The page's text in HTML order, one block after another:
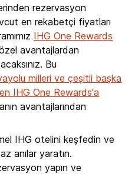
rezervasyon
en rekabetçi fiyatları
IHG One Rewards
özel avantajlardan
Bu
milleri ve çeşitli başka
IHG One Rewards'a
avantajlarından
IHG otelini keşfedin ve
anılar yaratın.
yapın ve